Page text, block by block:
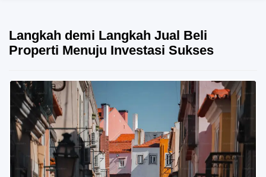
Langkah demi Langkah Jual Beli
Properti Menuju Investasi Sukses